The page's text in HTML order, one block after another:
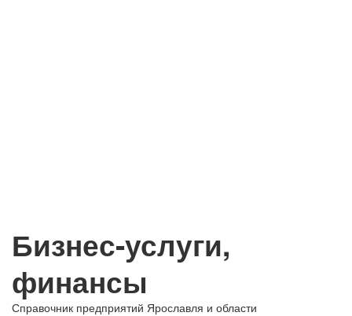
Бизнес-услуги,
финансы
Справочник предприятий Ярославля и области